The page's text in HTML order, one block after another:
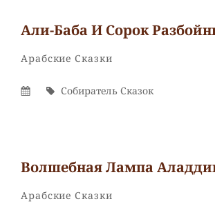
Али-Баба И Сорок
Рубрики
Арабские СказкиОт
Собиратель
Опубликовано
Автор
Собиратель Сказок
Волшебная Лампа
Рубрики
Арабские СказкиОт
Собиратель